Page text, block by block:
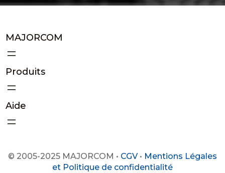
MAJORCOM
Produits
Aide
© 2005-2025 MAJORCOM • CGV• Mentions Légales
et Politique de confidentialité